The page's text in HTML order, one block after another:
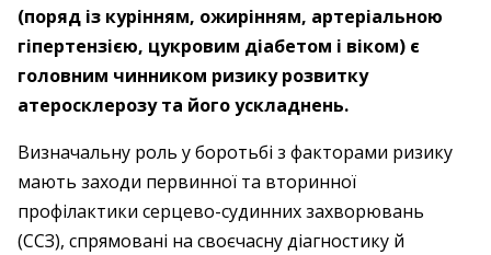
(поряд із курінням, ожирінням, артеріальною
гіпертензією, цукровим діабетом і віком) є
головним чинником ризику розвитку
атеросклерозу та його ускладнень.
Визначальну роль у боротьбі з факторами ризику
мають заходи первинної та вторинної
профілактики серцево-судинних захворювань
(ССЗ), спрямовані на своєчасну діагностику й